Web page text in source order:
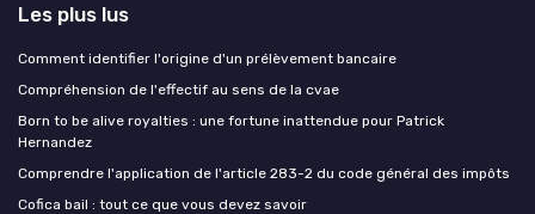
Les plus lus
Comment identifier l'origine d'un prélèvement bancaire
Compréhension de l'effectif au sens de la cvae
Born to be alive royalties : une fortune inattendue pour Patrick
Hernandez
Comprendre l'application de l'article 283-2 du code général des impôts
Cofica bail : tout ce que vous devez savoir